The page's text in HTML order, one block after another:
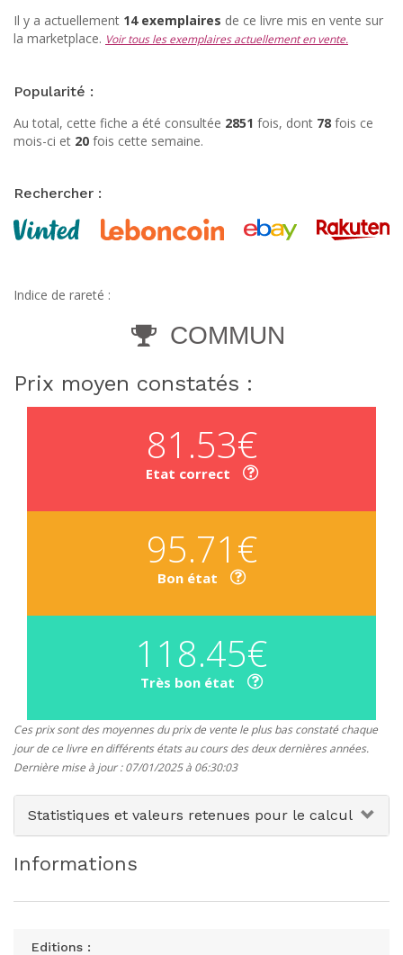
Il y a actuellement 14 exemplaires de ce livre mis en vente sur
la marketplace. Voir tous les exemplaires actuellement en vente.
Popularité :
Au total, cette fiche a été consultée 2851 fois, dont 78 fois ce
mois-ci et 20 fois cette semaine.
Rechercher :
Indice de rareté :
COMMUN
Prix moyen constatés :
81.53€
Etat correct
95.71€
Bon état
118.45€
Très bon état
Ces prix sont des moyennes du prix de vente le plus bas constaté chaque
jour de ce livre en différents états au cours des deux dernières années.
Dernière mise à jour : 07/01/2025 à 06:30:03
Statistiques et valeurs retenues pour le calcul
Informations
Editions :